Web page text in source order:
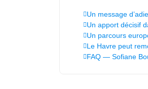
Un message
Un apport décisif
Un parcours
Le Havre peut
FAQ — Sofiane